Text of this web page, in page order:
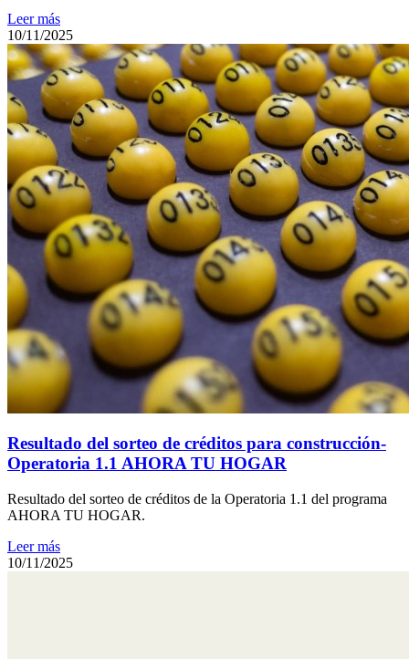
Leer más
10/11/2025
Resultado del sorteo de créditos para construcción-
Operatoria 1.1 AHORA TU HOGAR
Resultado del sorteo de créditos de la Operatoria 1.1 del programa
AHORA TU HOGAR.
Leer más
10/11/2025